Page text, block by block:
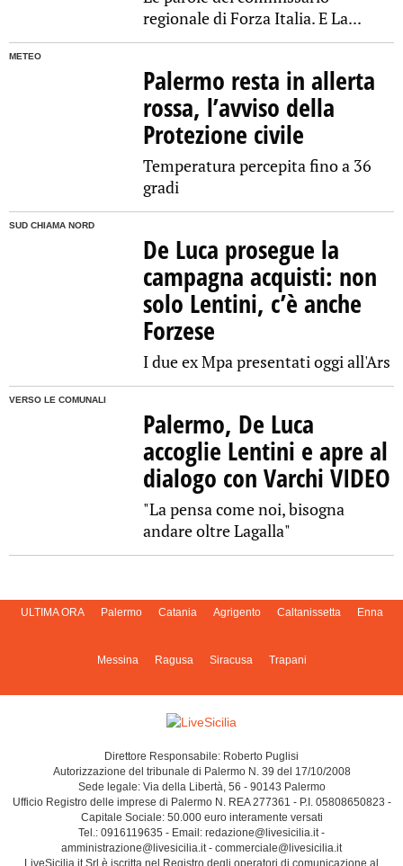
regionale di Forza Italia. E La...
METEO
Palermo resta in allerta
rossa, l’avviso della
Protezione civile
Temperatura percepita fino a 36
gradi
SUD CHIAMA NORD
De Luca prosegue la
campagna acquisti: non
solo Lentini, c’è anche
Forzese
I due ex Mpa presentati oggi all'Ars
VERSO LE COMUNALI
Palermo, De Luca
accoglie Lentini e apre al
dialogo con Varchi VIDEO
"La pensa come noi, bisogna
andare oltre Lagalla"
ULTIMA ORA Palermo Catania Agrigento Caltanissetta Enna
Messina Ragusa Siracusa Trapani
Direttore Responsabile: Roberto Puglisi
Autorizzazione del tribunale di Palermo N. 39 del 17/10/2008
Sede legale: Via della Libertà, 56 - 90143 Palermo
Ufficio Registro delle imprese di Palermo N. REA 277361 - P.I. 05808650823 -
Capitale Sociale: 50.000 euro interamente versati
Tel.: 0916119635 - Email: redazione@livesicilia.it -
amministrazione@livesicilia.it - commerciale@livesicilia.it
LiveSicilia.it Srl è iscritta nel Registro degli operatori di comunicazione al